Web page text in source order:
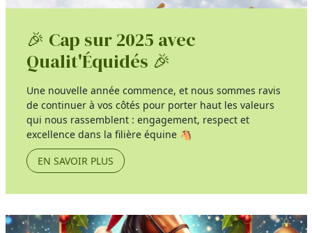
🎉 Cap sur 2025 avec
Qualit'Équidés 🎉
Une nouvelle année commence, et nous sommes ravis
de continuer à vos côtés pour porter haut les valeurs
qui nous rassemblent : engagement, respect et
excellence dans la filière équine 🐴
EN SAVOIR PLUS